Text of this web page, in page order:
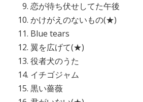
恋が待ち伏せしてた午後
かけがえのないもの(★)
Blue tears
翼を広げて(★)
役者犬のうた
イチゴジャム
黒い薔薇